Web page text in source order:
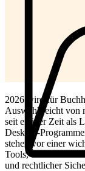
2026 wird für
Auswahl reicht von
seit einiger Zeit als
Desktop-
stehen vor einer
Tools, das ihren
und rechtlicher